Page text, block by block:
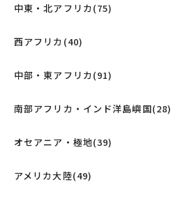
中東・北アフリカ(75)
西アフリカ(40)
中部・東アフリカ(91)
南部アフリカ・インド洋島嶼国(28)
オセアニア・極地(39)
アメリカ大陸(49)